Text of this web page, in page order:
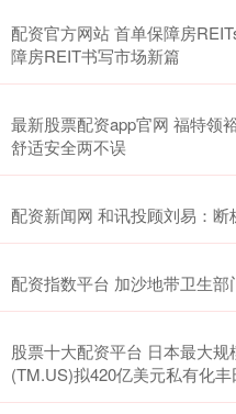
配资官方网站 首单保障房
障房REIT书写市场新篇
最新股票配资app官网 福特领
舒适安全两不误
配资新闻网 和讯投顾刘易：
配资指数平台 加沙地带卫生
股票十大配资平台 日本最大
(TM.US)拟420亿美元私有化丰